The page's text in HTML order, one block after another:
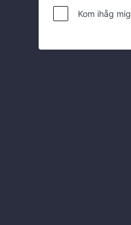
Kom ihåg mig